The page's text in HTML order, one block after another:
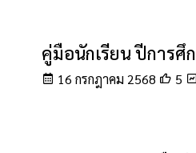
คู่มือนักเรียน ปีการศึ
16 กรกฎาคม 2568 5